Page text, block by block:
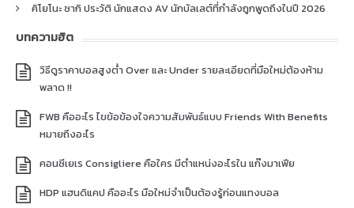
คิโยโนะ ซากิ ประวัติ นักแสดง AV นักบัลเลต์ที่กำลังถูกพูดถึงในปี 2026
บทความฮิต
วิธีดูราคาบอลสูงต่ำ Over และ Under รายละเอียดที่มือใหม่ต้องห้าม
พลาด !!
FWB คืออะไร ไขข้อข้องใจความสัมพันธ์แบบ Friends With Benefits
หมายถึงอะไร
คอนซีเยเร Consigliere คือใคร มีตำแหน่งอะไรใน แก๊งมาเฟีย
HDP แฮนดิแคป คืออะไร มือใหม่จำเป็นต้องรู้ก่อนแทงบอล